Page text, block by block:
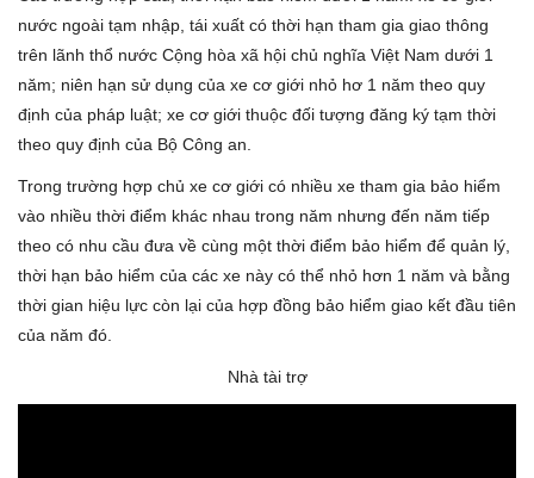
nước ngoài tạm nhập, tái xuất có thời hạn tham gia giao thông
trên lãnh thổ nước Cộng hòa xã hội chủ nghĩa Việt Nam dưới 1
năm; niên hạn sử dụng của xe cơ giới nhỏ hơ 1 năm theo quy
định của pháp luật; xe cơ giới thuộc đối tượng đăng ký tạm thời
theo quy định của Bộ Công an.
Trong trường hợp chủ xe cơ giới có nhiều xe tham gia bảo hiểm
vào nhiều thời điểm khác nhau trong năm nhưng đến năm tiếp
theo có nhu cầu đưa về cùng một thời điểm bảo hiểm để quản lý,
thời hạn bảo hiểm của các xe này có thể nhỏ hơn 1 năm và bằng
thời gian hiệu lực còn lại của hợp đồng bảo hiểm giao kết đầu tiên
của năm đó.
Nhà tài trợ